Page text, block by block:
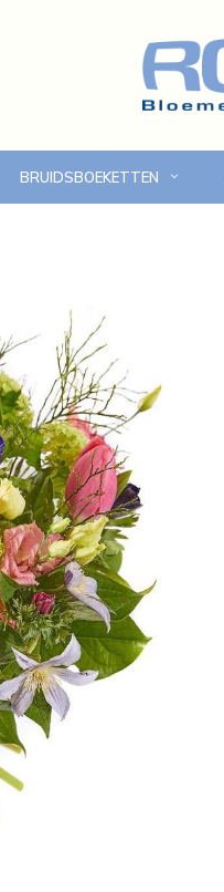
BRUIDSBOEKETTEN
Online bloemen bestellen